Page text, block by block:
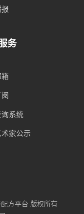
务
系统
家公示
方平台 版权所有